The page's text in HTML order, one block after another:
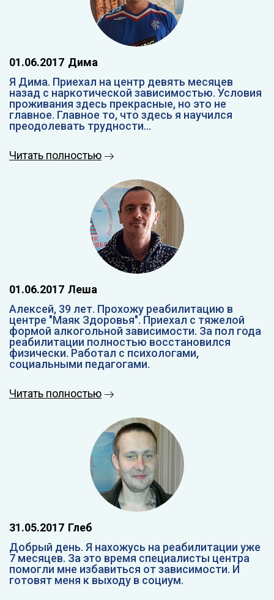
01.06.2017 Дима
Я Дима. Приехал на центр девять месяцев
назад с наркотической зависимостью. Условия
проживания здесь прекрасные, но это не
главное. Главное то, что здесь я научился
преодолевать трудности...
Читать полностью
01.06.2017 Леша
Алексей, 39 лет. Прохожу реабилитацию в
центре "Маяк Здоровья". Приехал с тяжелой
формой алкогольной зависимости. За пол года
реабилитации полностью восстановился
физически. Работал с психологами,
социальными педагогами.
Читать полностью
31.05.2017 Глеб
Добрый день. Я нахожусь на реабилитации уже
7 месяцев. За это время специалисты центра
помогли мне избавиться от зависимости. И
готовят меня к выходу в социум.